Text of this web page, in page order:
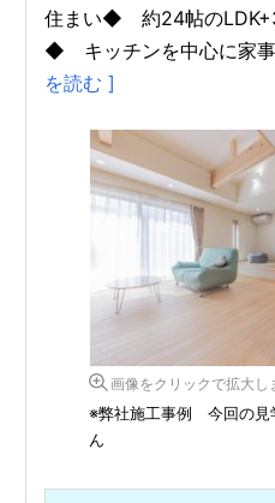
住まい◆ 約24帖の
◆ キッチンを中心に家
を読む ]
画像をクリックで拡大し
※弊社施工事例 今回の見
ん